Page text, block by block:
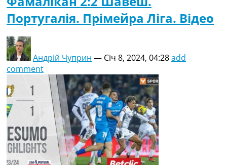
Португалія. Прімейра Ліга. Відео
Андрій Чуприн — Січ 8, 2024, 04:28add
comment